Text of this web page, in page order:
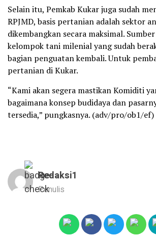
Selain itu, Pemkab Kukar juga sudah
RPJMD, basis pertanian adalah sektor
dikembangkan secara maksimal.
kelompok tani milenial yang sudah
bagian penguatan kembali. Untuk
pertanian di Kukar.
“Kami akan segera mastikan Komiditi
bagaimana konsep budidaya dan
tersedia,” pungkasnya. (adv/pro/ob1/ef)
Redaksi1
Penulis